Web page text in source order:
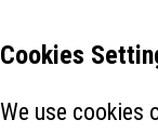
Cookies
We use cookies